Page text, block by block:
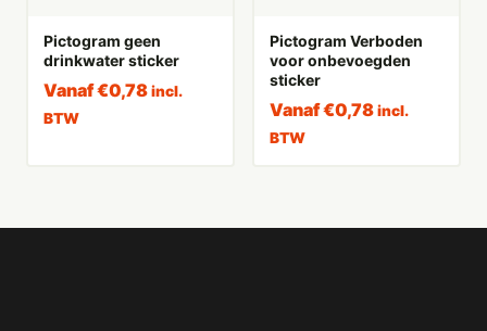
Pictogram geen
drinkwater sticker
Vanaf€0,78 incl.
BTW
Pictogram Verboden
voor onbevoegden
sticker
Vanaf€0,78 incl.
BTW